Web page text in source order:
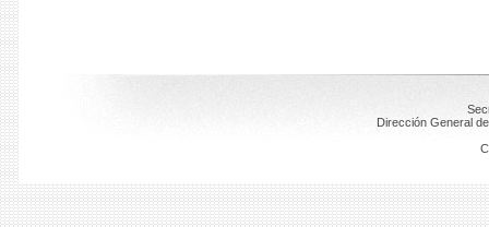
Dirección General